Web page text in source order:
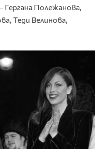
Гергана Полежанова,
Теди Велинова,